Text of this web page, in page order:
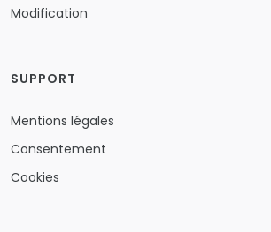
Modification
SUPPORT
Mentions légales
Consentement
Cookies